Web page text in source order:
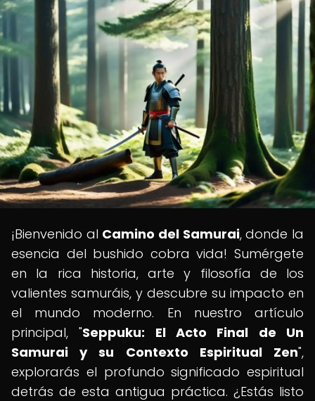
¡Bienvenido al Camino del Samurai, donde la
esencia del bushido cobra vida! Sumérgete
en la rica historia, arte y filosofía de los
valientes samuráis, y descubre su impacto en
el mundo moderno. En nuestro artículo
principal, "Seppuku: El Acto Final de Un
Samurai y su Contexto Espiritual Zen",
explorarás el profundo significado espiritual
detrás de esta antigua práctica. ¿Estás listo